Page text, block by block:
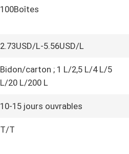
100Boîtes
2.73USD/L-5.56USD/L
Bidon/carton ; 1 L/2,5 L/4 L/5
L/20 L/200 L
10-15 jours ouvrables
T/T